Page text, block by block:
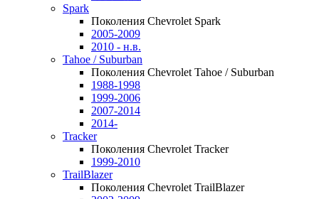
Spark
Поколения Chevrolet Spark
2005-2009
2010 - н.в.
Tahoe / Suburban
Поколения Chevrolet Tahoe / Suburban
1988-1998
1999-2006
2007-2014
2014-
Tracker
Поколения Chevrolet Tracker
1999-2010
TrailBlazer
Поколения Chevrolet TrailBlazer